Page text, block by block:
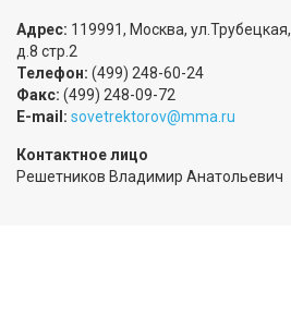
Адрес: 119991, Москва, ул.Трубецкая,
д.8 стр.2
Телефон: (499) 248-60-24
Факс: (499) 248-09-72
E-mail: sovetrektorov@mma.ru
Контактное лицо
Решетников Владимир Анатольевич